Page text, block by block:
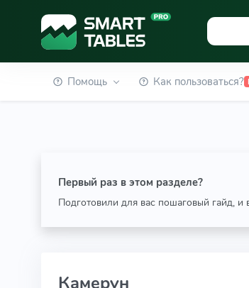
Помощь Как пользоваться?
Первый раз в этом разделе?
Подготовили для вас пошаговый гайд, и
Камерун